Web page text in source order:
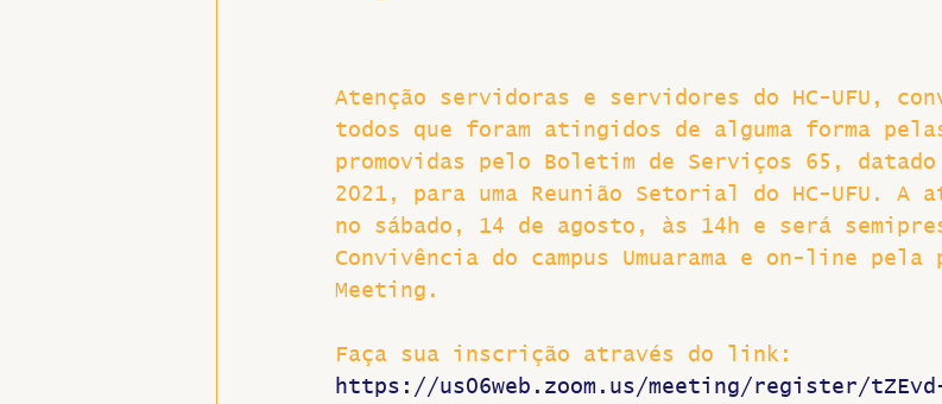
Sem categoria Slider Nova Sintet News Suplentes Você
Hospitais e Saúde Pública Greve
Atenção servidoras e servidores do HC-UFU,
todos que foram atingidos de alguma forma
promovidas pelo Boletim de Serviços 65,
2021, para uma Reunião Setorial do HC-UFU. A
no sábado, 14 de agosto, às 14h e será
Convivência do campus Umuarama e on-line pela
Meeting.
Faça sua inscrição através do link:
https://us06web.zoom.us/meeting/register/